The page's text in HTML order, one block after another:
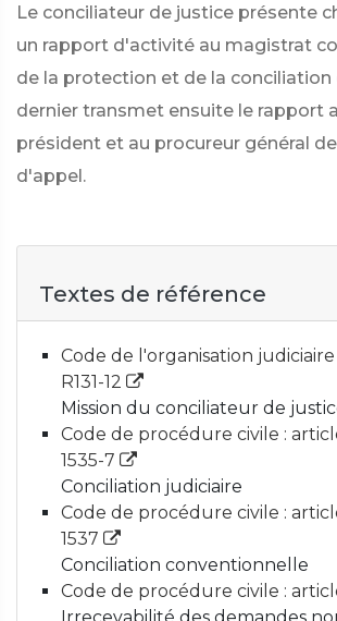
Le conciliateur de justice présente
un rapport d'activité au magistrat
de la protection et de la conciliation
dernier transmet ensuite le rapport
président et au procureur général
d'appel.
Textes de référence
Code de l'organisation
R131-12
Mission du conciliateur de
Code de procédure civile :
1535-7
Conciliation judiciaire
Code de procédure civile :
1537
Conciliation conventionnelle
Code de procédure civile :